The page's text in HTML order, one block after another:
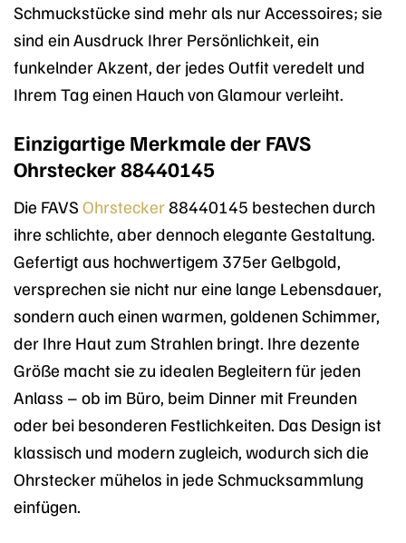
Schmuckstücke sind mehr als nur Accessoires; sie
sind ein Ausdruck Ihrer Persönlichkeit, ein
funkelnder Akzent, der jedes Outfit veredelt und
Ihrem Tag einen Hauch von Glamour verleiht.
Einzigartige Merkmale der FAVS
Ohrstecker 88440145
Die FAVS Ohrstecker 88440145 bestechen durch
ihre schlichte, aber dennoch elegante Gestaltung.
Gefertigt aus hochwertigem 375er Gelbgold,
versprechen sie nicht nur eine lange Lebensdauer,
sondern auch einen warmen, goldenen Schimmer,
der Ihre Haut zum Strahlen bringt. Ihre dezente
Größe macht sie zu idealen Begleitern für jeden
Anlass – ob im Büro, beim Dinner mit Freunden
oder bei besonderen Festlichkeiten. Das Design ist
klassisch und modern zugleich, wodurch sich die
Ohrstecker mühelos in jede Schmucksammlung
einfügen.